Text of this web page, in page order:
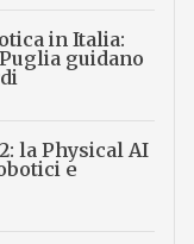
in Italia:
guidano
la Physical AI
e